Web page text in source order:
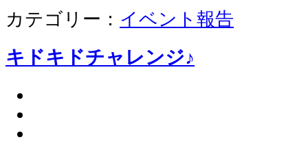
カテゴリー： イベント報告
キドキドチャレンジ♪